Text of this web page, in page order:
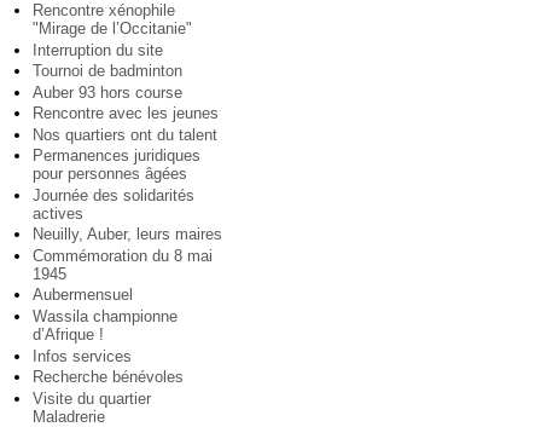
Rencontre xénophile
"Mirage de l’Occitanie"
Interruption du site
Tournoi de badminton
Auber 93 hors course
Rencontre avec les jeunes
Nos quartiers ont du talent
Permanences juridiques
pour personnes âgées
Journée des solidarités
actives
Neuilly, Auber, leurs maires
Commémoration du 8 mai
1945
Aubermensuel
Wassila championne
d’Afrique !
Infos services
Recherche bénévoles
Visite du quartier
Maladrerie